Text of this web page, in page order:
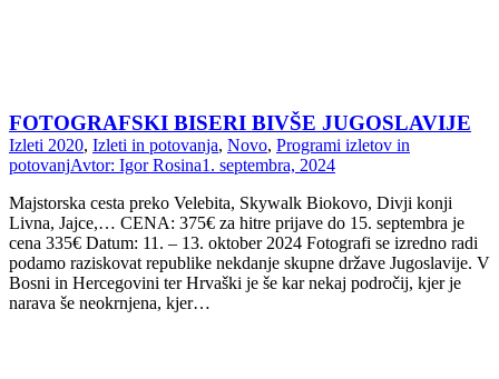
FOTOGRAFSKI BISERI BIVŠE JUGOSLAVIJE
Izleti 2020, Izleti in potovanja, Novo, Programi izletov in
potovanjAvtor: Igor Rosina1. septembra, 2024
Majstorska cesta preko Velebita, Skywalk Biokovo, Divji konji
Livna, Jajce,… CENA: 375€ za hitre prijave do 15. septembra je
cena 335€ Datum: 11. – 13. oktober 2024 Fotografi se izredno radi
podamo raziskovat republike nekdanje skupne države Jugoslavije. V
Bosni in Hercegovini ter Hrvaški je še kar nekaj področij, kjer je
narava še neokrnjena, kjer…